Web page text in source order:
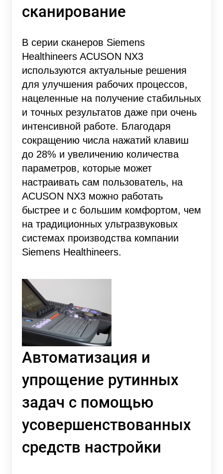
сканирование
В серии сканеров Siemens
Healthineers ACUSON NX3
используются актуальные решения
для улучшения рабочих процессов,
нацеленные на получение стабильных
и точных результатов даже при очень
интенсивной работе. Благодаря
сокращению числа нажатий клавиш
до 28% и увеличению количества
параметров, которые может
настраивать сам пользователь, на
ACUSON NX3 можно работать
быстрее и с большим комфортом, чем
на традиционных ультразвуковых
системах производства компании
Siemens Healthineers.
Автоматизация и
упрощение рутинных
задач с помощью
усовершенствованных
средств настройки